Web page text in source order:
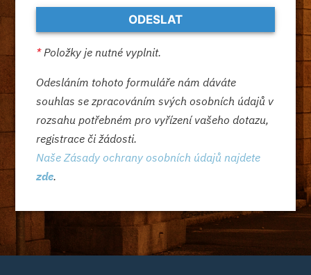
*Položky je nutné vyplnit.
Odesláním tohoto formuláře nám dáváte
souhlas se zpracováním svých osobních údajů v
rozsahu potřebném pro vyřízení vašeho dotazu,
registrace či žádosti.
Naše Zásady ochrany osobních údajů najdete
zde.